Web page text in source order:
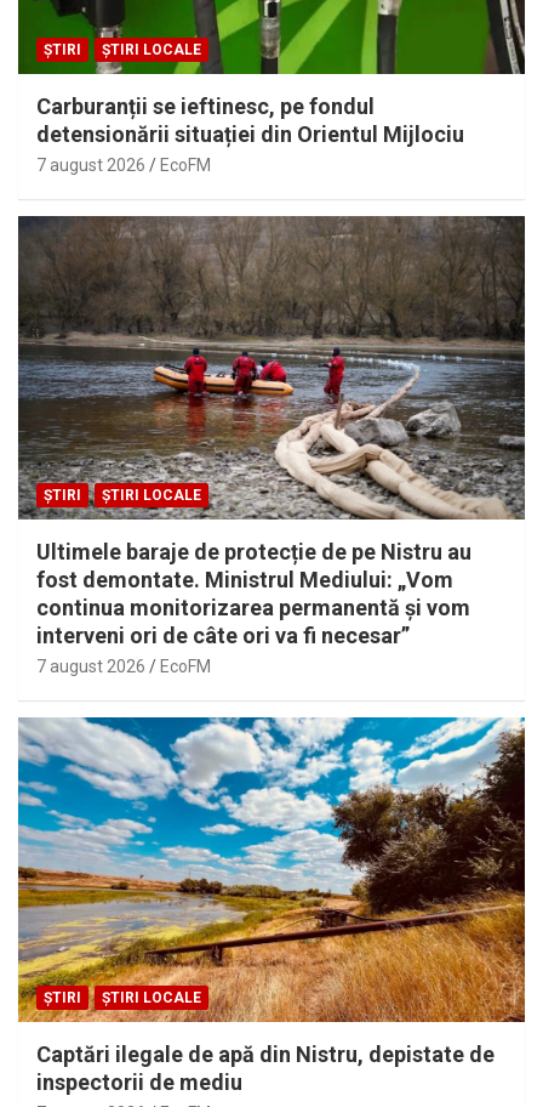
ȘTIRI ȘTIRI LOCALE
Carburanții se ieftinesc, pe fondul
detensionării situației din Orientul Mijlociu
7 august 2026 EcoFM
ȘTIRI ȘTIRI LOCALE
Ultimele baraje de protecție de pe Nistru au
fost demontate. Ministrul Mediului: „Vom
continua monitorizarea permanentă și vom
interveni ori de câte ori va fi necesar”
7 august 2026 EcoFM
ȘTIRI ȘTIRI LOCALE
Captări ilegale de apă din Nistru, depistate de
inspectorii de mediu